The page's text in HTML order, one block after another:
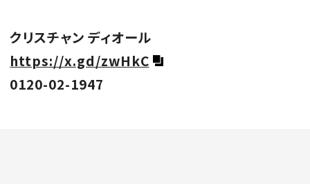
クリスチャン ディオール
https://x.gd/zwHkC
0120-02-1947